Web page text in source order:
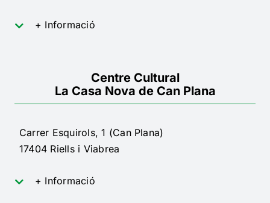
+ Informació
Centre Cultural
La Casa Nova de Can Plana
Carrer Esquirols, 1 (Can Plana)
17404 Riells i Viabrea
+ Informació